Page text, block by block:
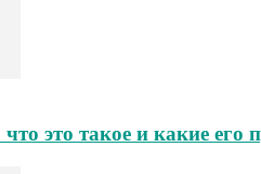
это такое и какие его